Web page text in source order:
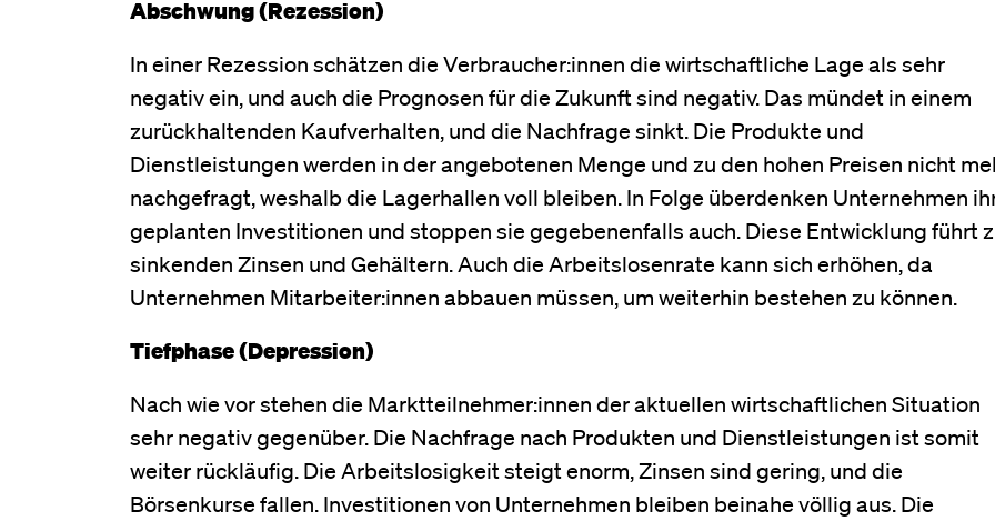
Abschwung (Rezession)
In einer Rezession schätzen die Verbraucher:innen die wirtschaftliche Lage als sehr
negativ ein, und auch die Prognosen für die Zukunft sind negativ. Das mündet in einem
zurückhaltenden Kaufverhalten, und die Nachfrage sinkt. Die Produkte und
Dienstleistungen werden in der angebotenen Menge und zu den hohen Preisen nicht
nachgefragt, weshalb die Lagerhallen voll bleiben. In Folge überdenken Unternehmen
geplanten Investitionen und stoppen sie gegebenenfalls auch. Diese Entwicklung führt
sinkenden Zinsen und Gehältern. Auch die Arbeitslosenrate kann sich erhöhen, da
Unternehmen Mitarbeiter:innen abbauen müssen, um weiterhin bestehen zu können.
Tiefphase (Depression)
Nach wie vor stehen die Marktteilnehmer:innen der aktuellen wirtschaftlichen Situation
sehr negativ gegenüber. Die Nachfrage nach Produkten und Dienstleistungen ist somit
weiter rückläufig. Die Arbeitslosigkeit steigt enorm, Zinsen sind gering, und die
Börsenkurse fallen. Investitionen von Unternehmen bleiben beinahe völlig aus. Die